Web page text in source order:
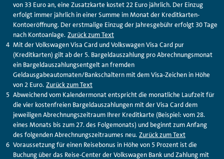
von 33 Euro an, eine Zusatzkarte kostet 22 Euro jährlich. Der Einzug
erfolgt immer jährlich in einer Summe im Monat der Kreditkarten-
Kontoeröffnung. Der erstmalige Einzug der Jahresgebühr erfolgt 30 Tage
nach Kontoanlage. Zurück zum Text
Mit der Volkswagen Visa Card und Volkswagen Visa Card pur
(Kreditkarten) gilt ab der 5. Bargeldauszahlung pro Abrechnungsmonat
ein Bargeldauszahlungsentgelt an fremden
Geldausgabeautomaten/Bankschaltern mit dem Visa-Zeichen in Höhe
von 2 Euro. Zurück zum Text
Abweichend vom Kalendermonat entspricht die monatliche Laufzeit für
die vier kostenfreien Bargeldauszahlungen mit der Visa Card dem
jeweiligen Abrechnungszeitraum Ihrer Kreditkarte (Beispiel: vom 28.
eines Monats bis zum 27. des Folgemonats) und beginnt zum Anfang
des folgenden Abrechnungszeitraumes neu. Zurück zum Text
Voraussetzung für einen Reisebonus in Höhe von 5 Prozent ist die
Buchung über das Reise-Center der Volkswagen Bank und Zahlung mit